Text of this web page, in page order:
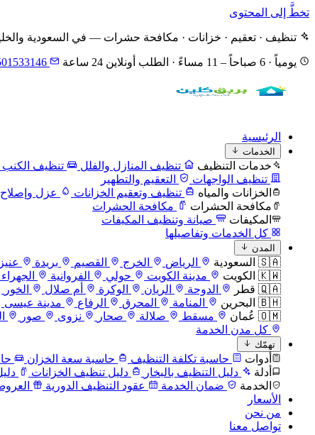
تخطَّ إلى المحتوى
تنظيف · تعقيم · خزانات · مكافحة حشرات — في السعودية
يومياً · 6 صباحاً – 11 مساءً · الطلب أونلاين 24 ساعة
الرئيسية
الخدمات
خدمات التنظيف تنظيف المنازل والفلل تنظيف الكنب
تنظيف الواجهات
التعقيم والتطهير
الخزانات والمياه
تنظيف وتعقيم الخزانات عزل وإصلاح
مكافحة الحشرات
مكافحة الحشرات
المكيفات
صيانة وتنظيف المكيفات
كل الخدمات وتفاصيلها
المدن
🇸🇦 السعودية الرياض الخرج القصيم بريدة
🇰🇼 الكويت
مدينة الكويت حولي الفروانية الجهراء
🇶🇦 قطر
الدوحة الريان الوكرة أم صلال الخور
🇧🇭 البحرين
المنامة المحرق الرفاع مدينة عيسى
🇴🇲 عُمان
مسقط صلالة صحار نزوى صور
كل مدن الخدمة
تهمّك
أدوات حاسبة تكلفة التنظيف حاسبة سعة الخزان
أدلة
دليل التنظيف بالبخار دليل تنظيف الخزانات
الخدمة
ضمان الخدمة عقود التنظيف الدورية
الأسعار
من نحن
تواصل معنا